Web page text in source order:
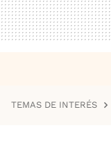
TEMAS DE INTERÉS